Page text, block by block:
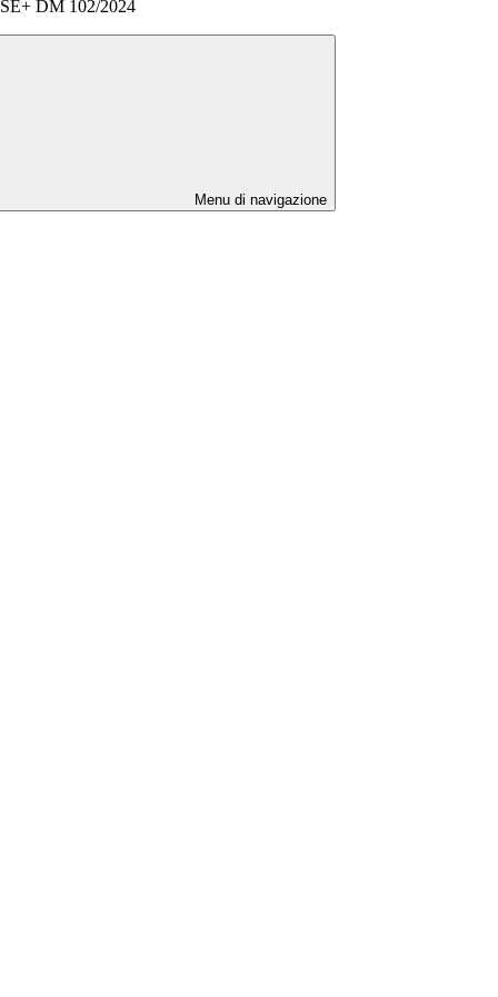
DM 102/2024
Menu di navigazione